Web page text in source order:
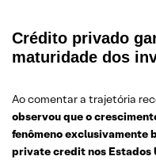
Crédito privado
maturidade dos
Ao comentar a trajetória
observou que o
fenômeno exclusivamente
private credit nos Estados